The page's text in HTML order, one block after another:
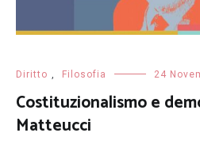
Diritto , Filosofia 24
Costituzionalismo e
Matteucci